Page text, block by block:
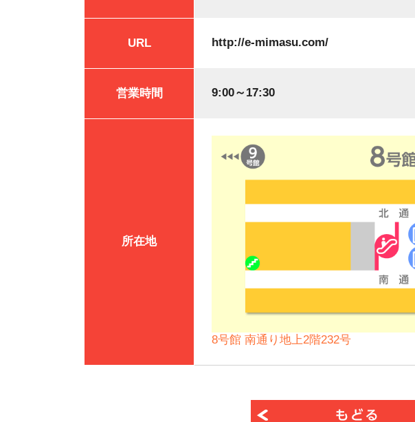
URL http://e-mimasu.com/
営業時間 9:00～17:30
所在地
8号館 南通り地上2階232号